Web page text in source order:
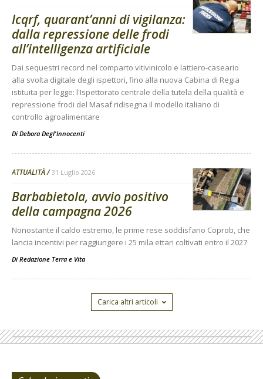
Icqrf, quarant’anni di vigilanza:
dalla repressione delle frodi
all’intelligenza artificiale
Dai sequestri record nel comparto vitivinicolo e lattiero-caseario
alla svolta digitale degli ispettori, fino alla nuova Cabina di Regia
istituita per legge: l'Ispettorato centrale della tutela della qualità e
repressione frodi del Masaf ridisegna il modello italiano di
controllo agroalimentare
Di Debora Degl'Innocenti
ATTUALITÀ 31 Luglio 2026
Barbabietola, avvio positivo
della campagna 2026
Nonostante il caldo estremo, le prime rese soddisfano Coprob, che
lancia incentivi per raggiungere i 25 mila ettari coltivati entro il 2027
Di Redazione Terra e Vita
Carica altri articoli